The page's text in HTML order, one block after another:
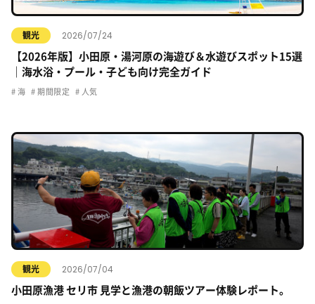
観光 2026/07/24
【2026年版】小田原・湯河原の海遊び＆水遊びスポット15選
｜海水浴・プール・子ども向け完全ガイド
海 期間限定 人気
観光 2026/07/04
小田原漁港 セリ市 見学と漁港の朝飯ツアー体験レポート。